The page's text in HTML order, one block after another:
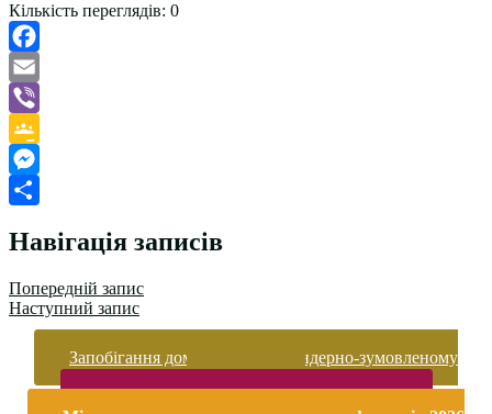
Кількість переглядів: 0
Facebook
Email
Viber
Google
Classroom
Messenger
Навігація записів
Попередній запис
Наступний запис
Запобігання домашньому та гендерно-зумовленому